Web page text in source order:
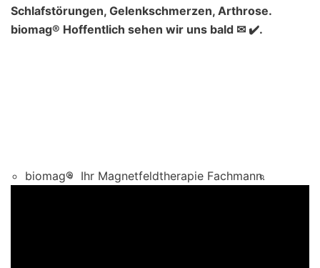
Schlafstörungen, Gelenkschmerzen, Arthrose.
biomag® Hoffentlich sehen wir uns bald ✉ ✔️.
biomag® Ihr Magnetfeldtherapie Fachmann.